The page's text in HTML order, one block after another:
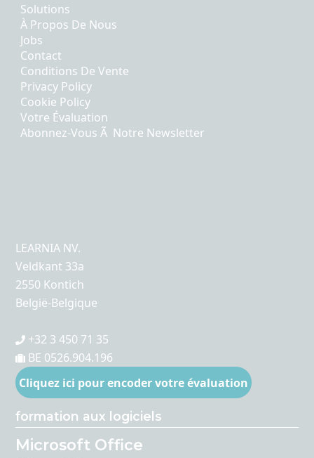
Solutions
À Propos De Nous
Jobs
Contact
Conditions De Vente
Privacy Policy
Cookie Policy
Votre Évaluation
Abonnez-Vous Ã Notre Newsletter
LEARNIA NV.
Veldkant 33a
2550 Kontich
België-Belgique
+32 3 450 71 35
BE 0526.904.196
Cliquez ici pour encoder votre évaluation
formation aux logiciels
Microsoft Office